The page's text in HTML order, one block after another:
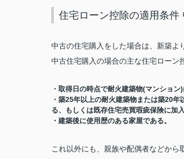
住宅ローン控除の適用条件
中古の住宅購入をした場合は、新築よ
中古住宅購入の場合の主な住宅ローン
・取得日の時点で耐火建築物(マンション)
・築25年以上の耐火建築物または築20年
る、もしくは既存住宅売買瑕疵保険に加入
・建築後に使用歴のある家屋である。
これ以外にも、親族や配偶者などから